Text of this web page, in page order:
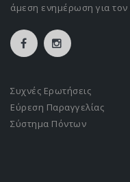
άμεση ενημέρωση για
Συχνές Ερωτήσεις
Εύρεση Παραγγελίας
Σύστημα Πόντων